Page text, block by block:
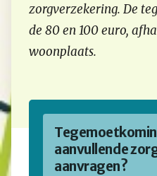
zorgverzekering. De
de 80 en 100 euro,
woonplaats.
aanvullende
aanvragen?